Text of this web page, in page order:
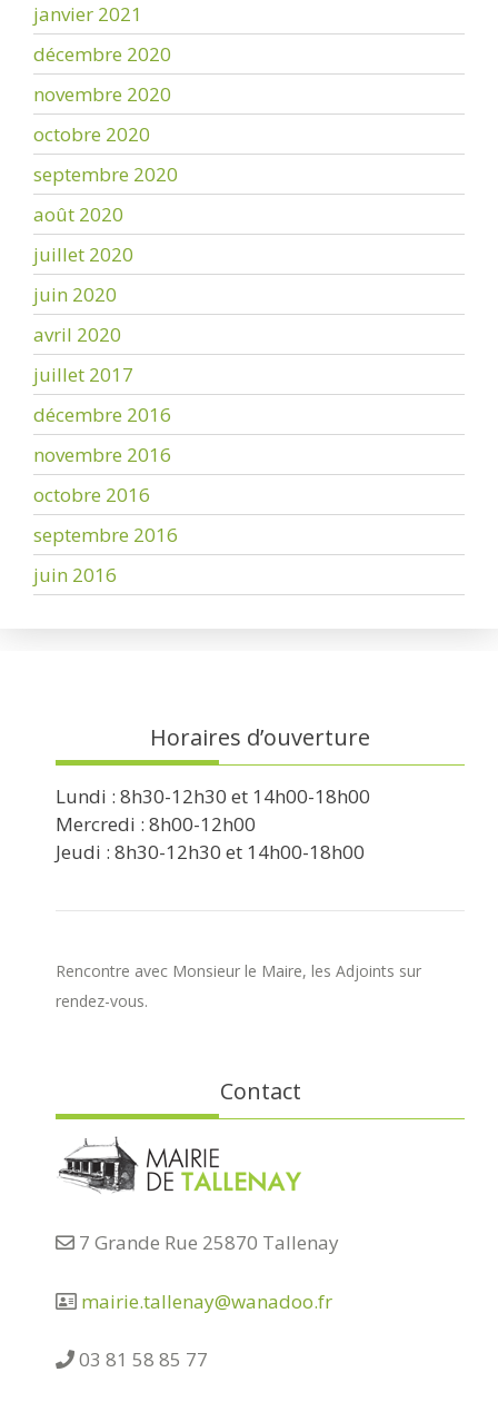
janvier 2021
décembre 2020
novembre 2020
octobre 2020
septembre 2020
août 2020
juillet 2020
juin 2020
avril 2020
juillet 2017
décembre 2016
novembre 2016
octobre 2016
septembre 2016
juin 2016
Horaires d’ouverture
Lundi : 8h30-12h30 et 14h00-18h00
Mercredi : 8h00-12h00
Jeudi : 8h30-12h30 et 14h00-18h00
Rencontre avec Monsieur le Maire, les Adjoints sur
rendez-vous.
Contact
7 Grande Rue 25870 Tallenay
mairie.tallenay@wanadoo.fr
03 81 58 85 77